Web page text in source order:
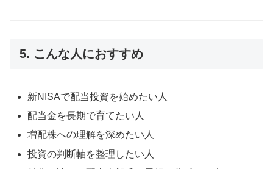
5. こんな人におすすめ
新NISAで配当投資を始めたい人
配当金を長期で育てたい人
増配株への理解を深めたい人
投資の判断軸を整理したい人